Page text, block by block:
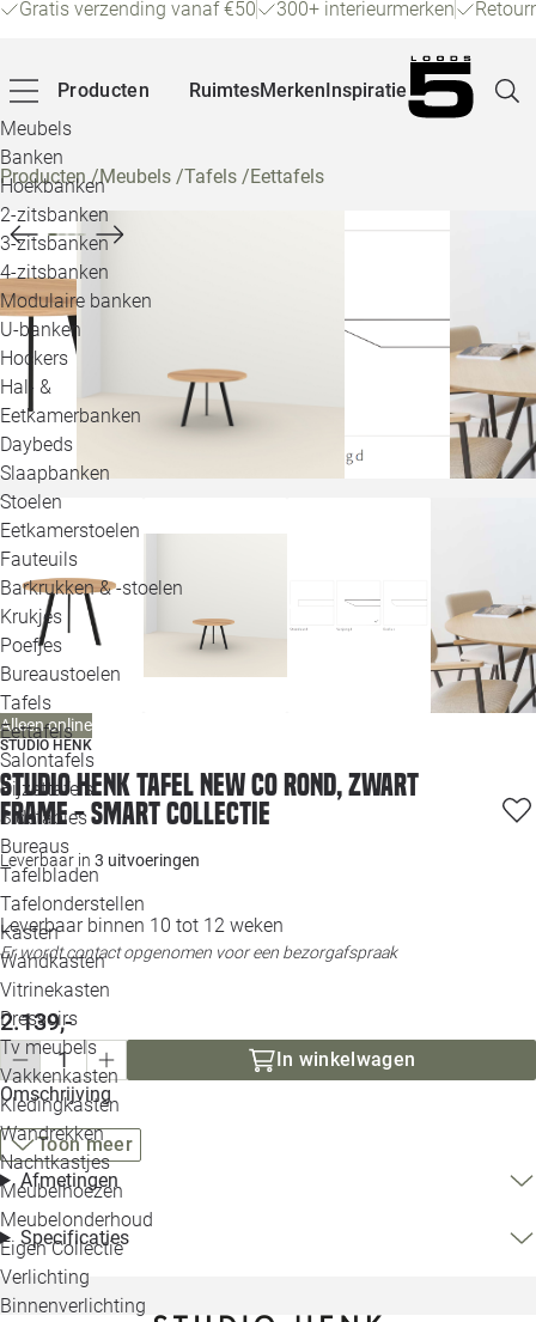
Gratis verzending vanaf €50 300+ interieurmerken
Producten
Meubels
Banken
Hoekbanken
2-zitsbanken
3-zitsbanken
4-zitsbanken
Modulaire banken
U-banken
Hockers
Hal- &
Eetkamerbanken
Daybeds
Slaapbanken
Stoelen
Eetkamerstoelen
Fauteuils
Barkrukken & -stoelen
Krukjes
Poefjes
Bureaustoelen
Tafels
Eettafels
Salontafels
Bijzettafels
Sidetables
Bureaus
Tafelbladen
Tafelonderstellen
Kasten
Wandkasten
Vitrinekasten
Dressoirs
Tv meubels
Vakkenkasten
Kledingkasten
Wandrekken
Nachtkastjes
Meubelhoezen
Meubelonderhoud
Eigen Collectie
Verlichting
Binnenverlichting
RuimtesMerkenInspiratie
Producten/Meubels /Tafels /Eettafels
Alleen online
STUDIO HENK
Studio HENK tafel New Co Rond, zwart
frame - Smart Collectie
Leverbaar in 3 uitvoeringen
Leverbaar binnen 10 tot 12 weken
Er wordt contact opgenomen voor een bezorgafspraak
2.139,-
In winkelwagen
Omschrijving
Toon meer
Afmetingen
Specificaties